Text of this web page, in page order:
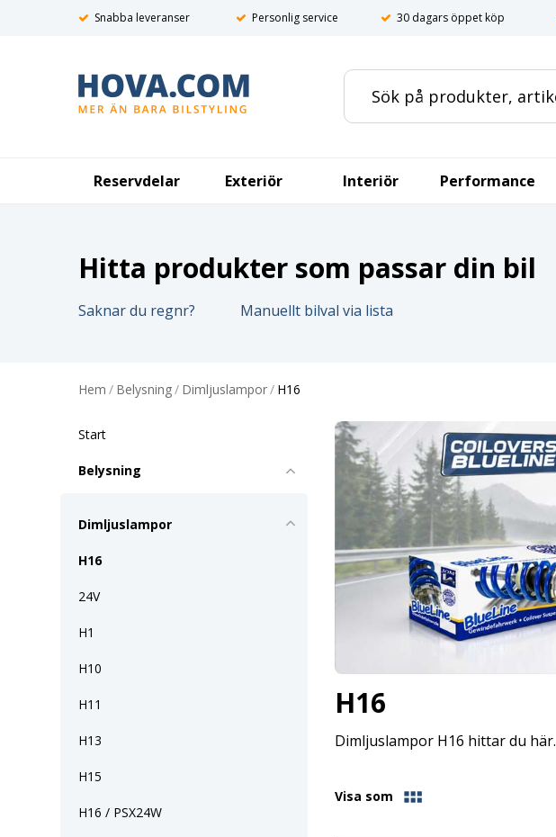
Snabba leveranser Personlig service 30 dagars öppet köp
Reservdelar Exteriör Interiör Performance
Hitta produkter som passar din bil
Saknar du regnr? Manuellt bilval via lista
Hem / Belysning/ Dimljuslampor/ H16
Start
Belysning
Dimljuslampor
H16
24V
H1
H10
H11
H13
H15
H16 / PSX24W
H16
Dimljuslampor H16 hittar du här.
Visa som